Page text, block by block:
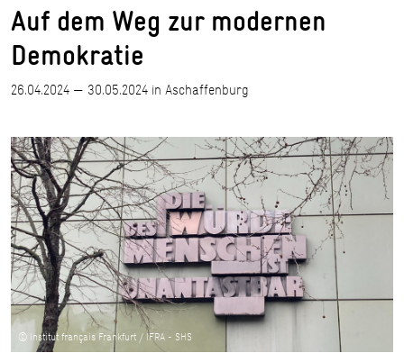
Auf dem Weg zur modernen
Demokratie
26.04.2024 — 30.05.2024 in Aschaffenburg
© Institut français Frankfurt / IFRA - SHS